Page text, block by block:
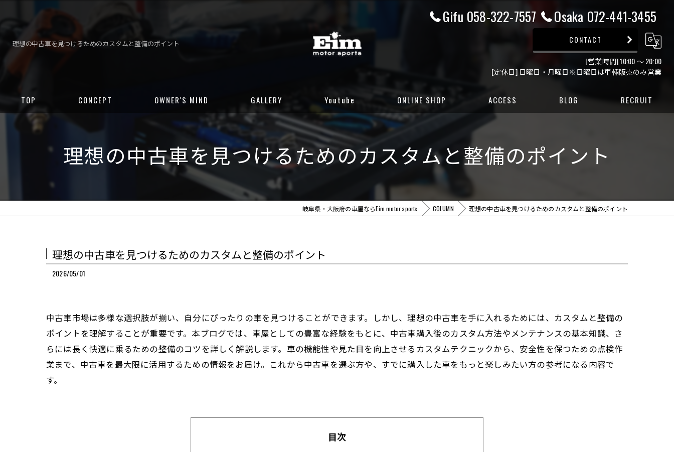
理想の中古車を見つけるためのカスタムと整備のポイント
Gifu 058-322-7557 Osaka 072-441-3455
CONTACT
[営業時間] 10:00 ～ 20:00
[定休日] 日曜日・月曜日※日曜日は車輛販売のみ営業
TOP CONCEPT OWNER'S MIND GALLERY
CUSTOM GALLERY
STOCK CARS
DELIVERED CARS
Youtube ONLINE SHOP
岐阜店グーネット
大阪店カーセンサー
大阪店グーネット
ACCESS BLOG RECRUIT
理想の中古車を見つけるためのカスタムと整備のポイント
岐阜県・大阪府の車屋ならEim motor sports COLUMN 理想の中古車を見つけるためのカスタムと整備のポイント
理想の中古車を見つけるためのカスタムと整備のポイント
2026/05/01
中古車市場は多様な選択肢が揃い、自分にぴったりの車を見つけることができます。しかし、理想の中古車を手に入れるためには、カスタムと整備の
ポイントを理解することが重要です。本ブログでは、車屋としての豊富な経験をもとに、中古車購入後のカスタム方法やメンテナンスの基本知識、さ
らには長く快適に乗るための整備のコツを詳しく解説します。車の機能性や見た目を向上させるカスタムテクニックから、安全性を保つための点検作
業まで、中古車を最大限に活用するための情報をお届け。これから中古車を選ぶ方や、すでに購入した車をもっと楽しみたい方の参考になる内容で
す。
目次